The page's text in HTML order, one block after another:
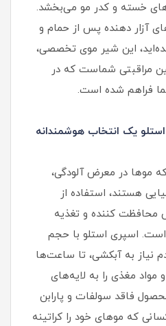
خسته و کدر مو می‌بخشد.
آزار دهنده پس از حمام و
این شیر موی تخصصی،
مراقبتی شماست که در
فراهم شده است.
یک انتخاب هوشمندانه
موها در معرض آلودگی،
هستند، استفاده از
کننده و تغذیه‌
است. اسپری استلو با حجم
عدم نیاز به آبکشی، تا ساعت‌ها
مواد مغذی را به لایه‌های
فاقد سولفات و پارابن
که موهای خود را کراتینه